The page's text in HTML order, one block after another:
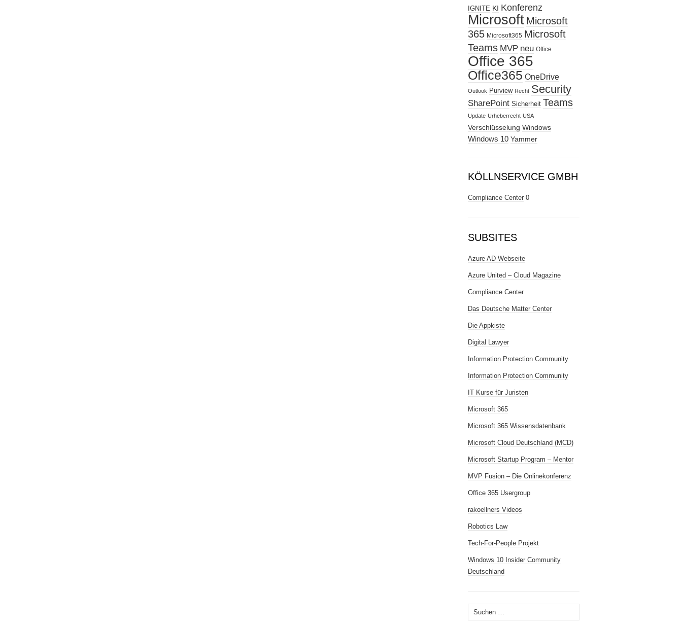
IGNITE KI Konferenz
Microsoft Microsoft
365 Microsoft365 Microsoft
Teams MVP neu Office
Office 365
Office365 OneDrive
Outlook Purview Recht Security
SharePoint Sicherheit Teams
Update Urheberrecht USA
Verschlüsselung Windows
Windows 10 Yammer
KÖLLNSERVICE GMBH
Compliance Center 0
SUBSITES
Azure AD Webseite
Azure United – Cloud Magazine
Compliance Center
Das Deutsche Matter Center
Die Appkiste
Digital Lawyer
Information Protection Community
Information Protection Community
IT Kurse für Juristen
Microsoft 365
Microsoft 365 Wissensdatenbank
Microsoft Cloud Deutschland (MCD)
Microsoft Startup Program – Mentor
MVP Fusion – Die Onlinekonferenz
Office 365 Usergroup
rakoellners Videos
Robotics Law
Tech-For-People Projekt
Windows 10 Insider Community
Deutschland
Suchen
nach: